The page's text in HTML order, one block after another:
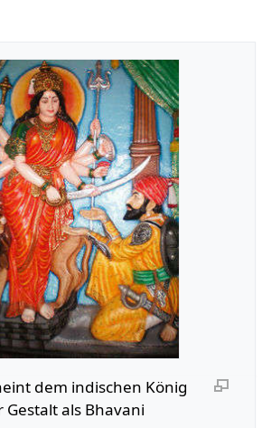
dem indischen König
Gestalt als Bhavani